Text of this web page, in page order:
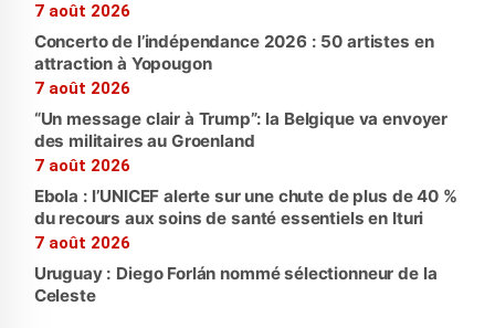
7 août 2026
Concerto de l’indépendance 2026 : 50 artistes en
attraction à Yopougon
7 août 2026
“Un message clair à Trump”: la Belgique va envoyer
des militaires au Groenland
7 août 2026
Ebola : l’UNICEF alerte sur une chute de plus de 40 %
du recours aux soins de santé essentiels en Ituri
7 août 2026
Uruguay : Diego Forlán nommé sélectionneur de la
Celeste